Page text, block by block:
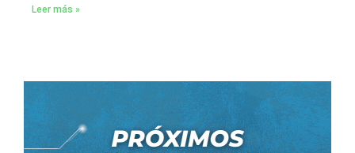
Leer más »